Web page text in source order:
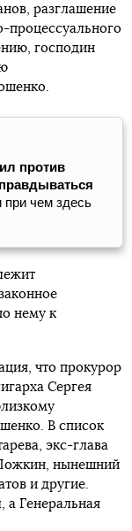
разглашение
процессуального
господин
против
при чем здесь
нему к
что прокурор
Сергея
В список
экс-глава
нынешний
и другие.
а Генеральная